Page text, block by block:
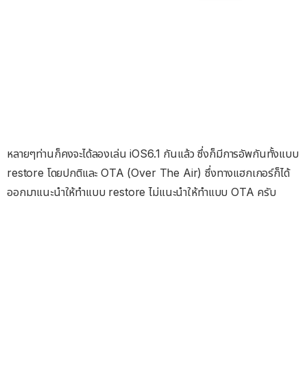
หลายๆท่านก็คงจะได้ลองเล่น iOS6.1 กันแล้ว ซึ่งก็มีการอัพกันทั้งแบบ
restore โดยปกติและ OTA (Over The Air) ซึ่งทางแฮกเกอร์ก็ได้
ออกมาแนะนำให้ทำแบบ restore ไม่แนะนำให้ทำแบบ OTA ครับ